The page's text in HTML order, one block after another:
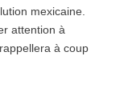
mexicaine.
attention à
à coup